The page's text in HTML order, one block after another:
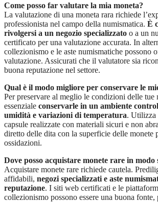
Come posso far valutare la mia moneta?
La valutazione di una moneta rara richiede
professionista nel campo della numismatica. È
rivolgersi a un negozio specializzato o a un
certificato per una valutazione accurata. In
collezionismo e le aste numismatiche possono
valutazione. Assicurati che il valutatore sia
buona reputazione nel settore.
Qual è il modo migliore per conservare le
Per preservare al meglio le condizioni delle tue
essenziale conservarle in un ambiente
umidità e variazioni di temperatura. Utilizza
capsule realizzate con materiali sicuri e non
diretto delle dita con la superficie delle monete
ossidazioni.
Dove posso acquistare monete rare in modo
Acquistare monete rare richiede cautela.
affidabili, negozi specializzati e aste
reputazione. I siti web certificati e le
collezionismo possono essere una buona